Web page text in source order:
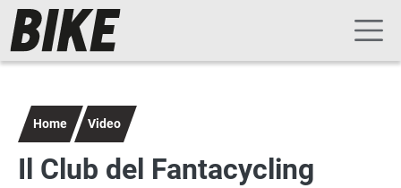
Salta al contenuto principale
Navigazione principale
Home Video
Il Club del Fantacycling